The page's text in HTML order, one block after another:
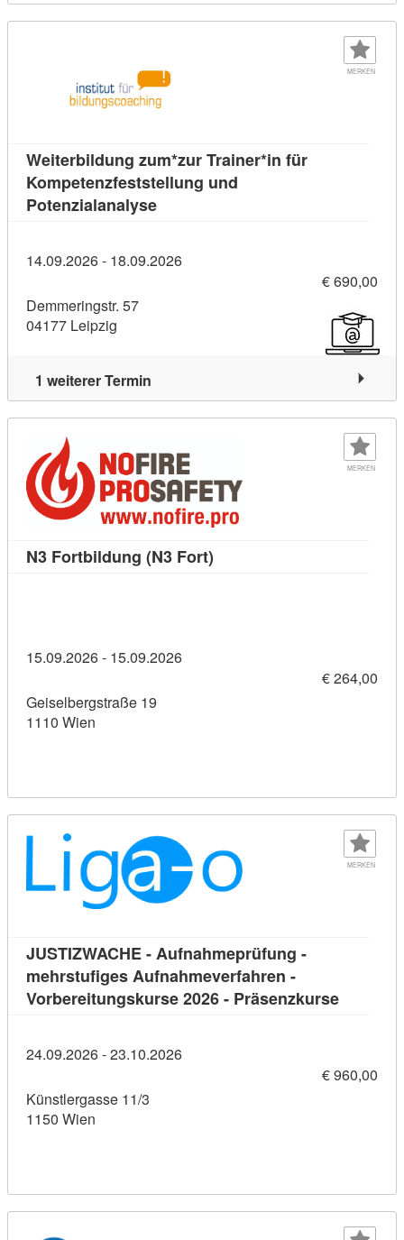
MERKEN
Weiterbildung zum*zur Trainer*in für
Kompetenzfeststellung und
PotenzialanalyseKursdetail: Weiterbildung zum*zur
14.09.2026 - 18.09.2026
€ 690,00
Demmeringstr. 57
04177 Leipzig
1 weiterer Termin
MERKEN
N3 Fortbildung (N3 Fort)
15.09.2026 - 15.09.2026
€ 264,00
Geiselbergstraße 19
1110 Wien
MERKEN
JUSTIZWACHE - Aufnahmeprüfung -
mehrstufiges Aufnahmeverfahren -
Vorbereitungskurse 2026 - Präsenzkurse
24.09.2026 - 23.10.2026
€ 960,00
Künstlergasse 11/3
1150 Wien